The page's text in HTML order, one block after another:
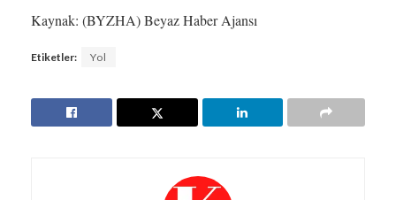
Kaynak: (BYZHA) Beyaz Haber Ajansı
Etiketler: Yol